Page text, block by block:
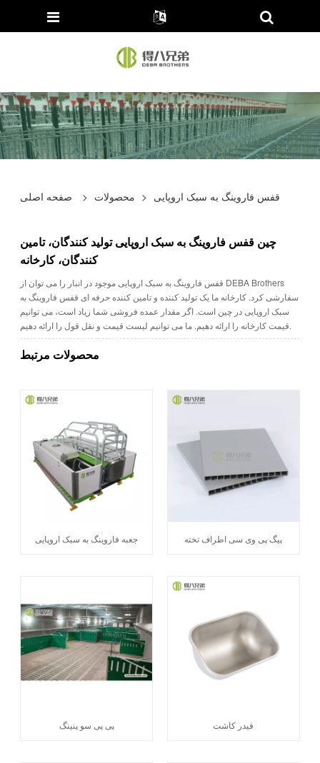
صفحه اصلی > محصولات > قفس فاروینگ به سبک اروپایی
چین قفس فاروینگ به سبک اروپایی تولید کنندگان، تامین
کنندگان، کارخانه
قفس فاروینگ به سبک اروپایی موجود در انبار را می توان از DEBA Brothers
سفارشی کرد. کارخانه ما یک تولید کننده و تامین کننده حرفه ای قفس فاروینگ به
سبک اروپایی در چین است. اگر مقدار عمده فروشی شما زیاد است، می توانیم
قیمت کارخانه را ارائه دهیم. ما می توانیم لیست قیمت و نقل قول را ارائه دهیم.
محصولات مرتبط
جعبه فاروینگ به سبک اروپایی پیگ پی وی سی اطراف تخته
پی پی سو پنینگ فیدر کاشت